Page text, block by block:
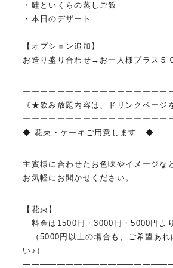
・鮭といくらの蒸しご飯
・本日のデザート
【オプション追加】
お造り盛り合わせ→お一人様プラス５
ーーーーーーーーーーーーーーーーー
《★飲み放題内容は、ドリンクページ
ーーーーーーーーーーーーーーーーー
◆ 花束・ケーキご用意します ◆
主賓様に合わせたお色味やイメージな
お気軽にお聞かせください。
【花束】
料金は1500円・3000円・5000円よ
（5000円以上の場合も、ご希望あれ
い♪）